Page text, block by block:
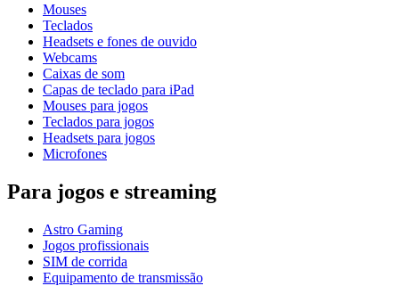
Mouses
Teclados
Headsets e fones de ouvido
Webcams
Caixas de som
Capas de teclado para iPad
Mouses para jogos
Teclados para jogos
Headsets para jogos
Microfones
Para jogos e streaming
Astro Gaming
Jogos profissionais
SIM de corrida
Equipamento de transmissão